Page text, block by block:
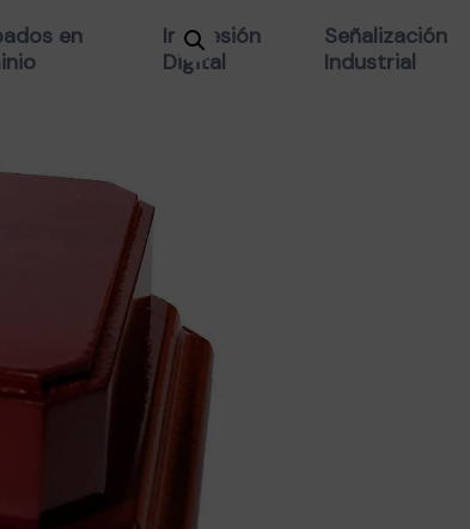
en
Impresión
Digital
Señalización
Industrial
BASE